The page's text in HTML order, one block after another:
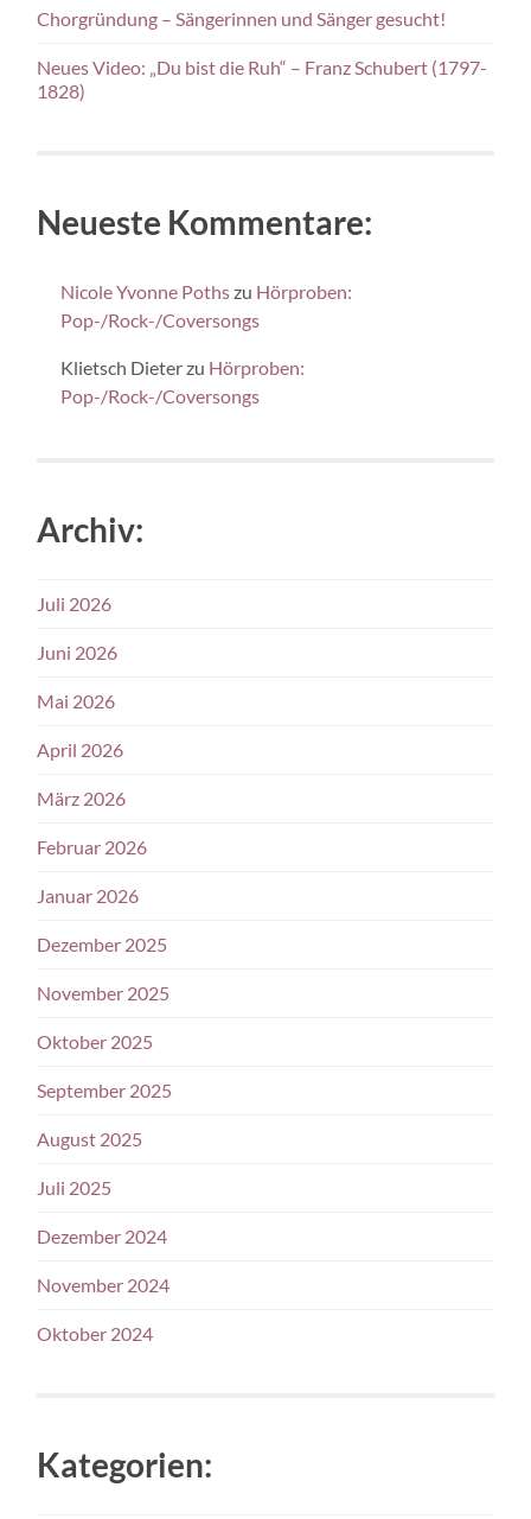
Chorgründung – Sängerinnen und Sänger gesucht!
Neues Video: „Du bist die Ruh“ – Franz Schubert (1797-
1828)
Neueste Kommentare:
Nicole Yvonne Pothszu Hörproben:
Pop-/Rock-/Coversongs
Klietsch Dieterzu Hörproben:
Pop-/Rock-/Coversongs
Archiv:
Juli 2026
Juni 2026
Mai 2026
April 2026
März 2026
Februar 2026
Januar 2026
Dezember 2025
November 2025
Oktober 2025
September 2025
August 2025
Juli 2025
Dezember 2024
November 2024
Oktober 2024
Kategorien: